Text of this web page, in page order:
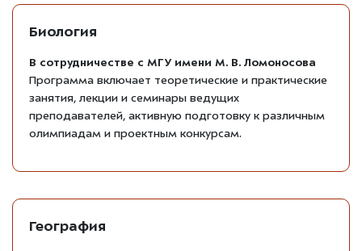
Биология
В сотрудничестве с МГУ имени М. В. Ломоносова
Программа включает теоретические и практические
занятия, лекции и семинары ведущих
преподавателей, активную подготовку к различным
олимпиадам и проектным конкурсам.
География